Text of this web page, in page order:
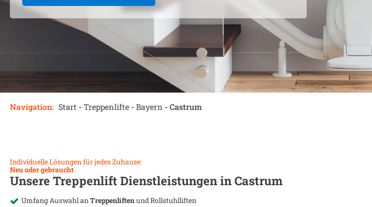
Navigation: Start -Treppenlifte -Bayern -Castrum
Individuelle Lösungen für jedes Zuhause:
Neu oder gebraucht
Unsere Treppenlift Dienstleistungen inCastrum
Umfang Auswahl an Treppenliftenund Rollstuhlliften